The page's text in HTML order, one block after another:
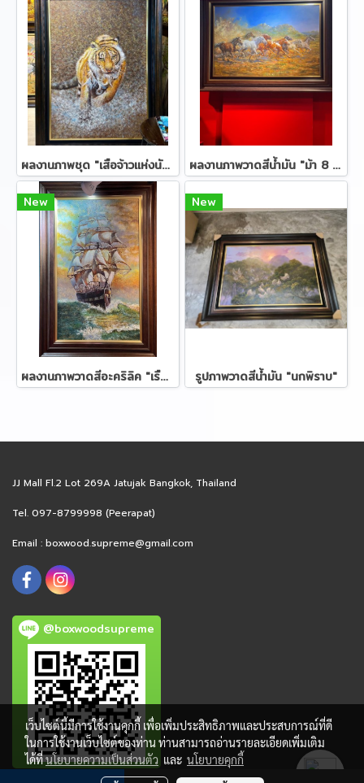
ผลงานภาพชุด "เสือจ้าวแห่งนักล่า" ผลงานภาพวาดสีน้ำมัน "ม้า 8 ตัว"
New
ผลงานภาพวาดสีอะคริลิค "เรือสำเภา"
New
รูปภาพวาดสีน้ำมัน "นกพิราบ"
JJ Mall Fl.2 Lot 269A Jatujak Bangkok, Thailand
Tel. 097-8799998 (Peerapat)
Email : boxwood.supreme@gmail.com
@boxwoodsupreme
เว็บไซต์นี้มีการใช้งานคุกกี้ เพื่อเพิ่มประสิทธิภาพและประสบการณ์ที่ดี
ในการใช้งานเว็บไซต์ของท่าน ท่านสามารถอ่านรายละเอียดเพิ่มเติม
ได้ที่นโยบายความเป็นส่วนตัว และ นโยบายคุกกี้